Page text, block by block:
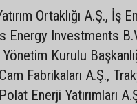
Ortaklığı A.Ş., İş
Is Energy Investments
Kurulu
Fabrikaları A.Ş.,
Enerji Yatırımları